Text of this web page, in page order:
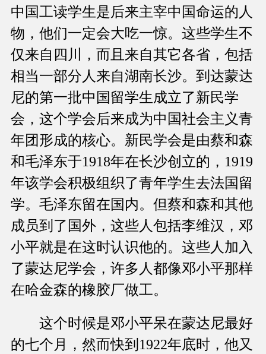
中国工读学生是后来主宰中国命运的人
物，他们一定会大吃一惊。这些学生不
仅来自四川，而且来自其它各省，包括
相当一部分人来自湖南长沙。到达蒙达
尼的第一批中国留学生成立了新民学
会，这个学会后来成为中国社会主义青
年团形成的核心。新民学会是由蔡和森
和毛泽东于1918年在长沙创立的，1919
年该学会积极组织了青年学生去法国留
学。毛泽东留在国内。但蔡和森和其他
成员到了国外，这些人包括李维汉，邓
小平就是在这时认识他的。这些人加入
了蒙达尼学会，许多人都像邓小平那样
在哈金森的橡胶厂做工。
这个时候是邓小平呆在蒙达尼最好
的七个月，然而快到1922年底时，他又